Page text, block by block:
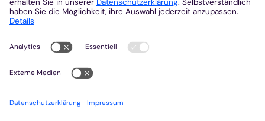
Veranstaltungen
Gottesdienste
Stellenangebote
Kirchenzeitung
Amtsblatt (Kirchlicher Anzeiger)
Rechtsdatenbank